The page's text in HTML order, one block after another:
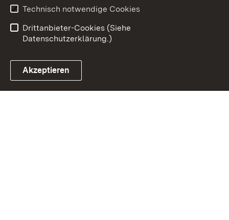
Technisch notwendige Cookies
Drittanbieter-Cookies (Siehe
Datenschutzerklärung.)
Akzeptieren